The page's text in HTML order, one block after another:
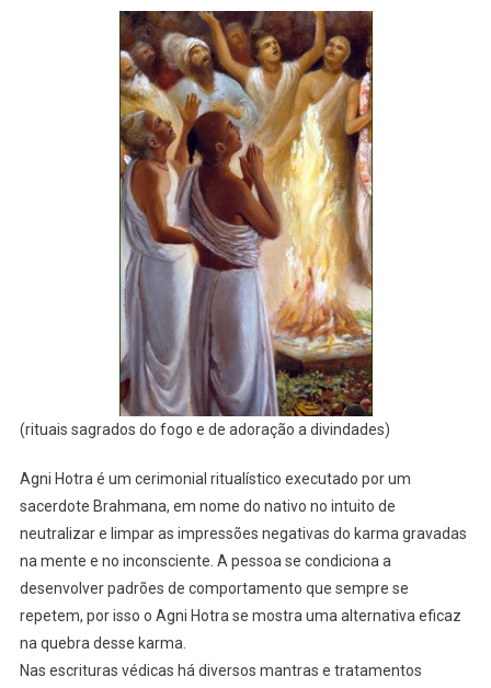
(rituais sagrados do fogo e de adoração a divindades)
Agni Hotra é um cerimonial ritualístico executado por um
sacerdote Brahmana, em nome do nativo no intuito de
neutralizar e limpar as impressões negativas do karma gravadas
na mente e no inconsciente. A pessoa se condiciona a
desenvolver padrões de comportamento que sempre se
repetem, por isso o Agni Hotra se mostra uma alternativa eficaz
na quebra desse karma.
Nas escrituras védicas há diversos mantras e tratamentos